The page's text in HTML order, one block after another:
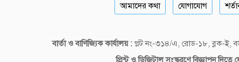
আমাদের কথা যোগাযোগ
বার্তা ও বাণিজ্যিক কার্যালয় : প্লট নং-৩১৪/এ, রোড-১৮, ব্লক-ই,
প্রিন্ট ও ডিজিটালসংস্করণে বিজ্ঞাপন দিতে